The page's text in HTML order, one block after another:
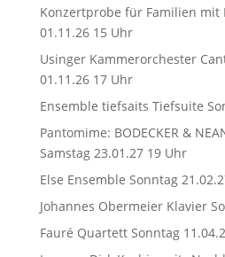
Konzertprobe für Familien mit
01.11.26 15 Uhr
Usinger Kammerorchester
01.11.26 17 Uhr
Ensemble tiefsaits Tiefsuite
Pantomime: BODECKER &
Samstag 23.01.27 19 Uhr
Else Ensemble Sonntag
Johannes Obermeier Klavier
Fauré Quartett Sonntag